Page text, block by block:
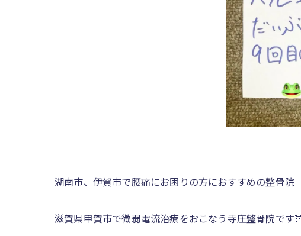
湖南市、伊賀市で腰痛にお困りの方におすすめの整骨院
滋賀県甲賀市で微弱電流治療をおこなう寺庄整骨院です